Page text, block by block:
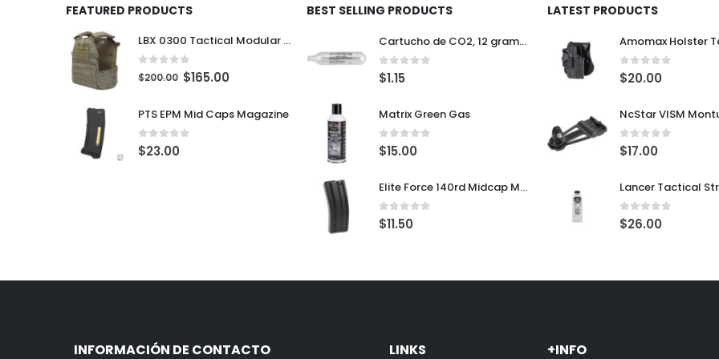
FEATURED PRODUCTS
LBX 0300 Tactical Modular Plate Carrier
0 out of 5
$200.00 $165.00
PTS EPM Mid Caps Magazine
0out of 5
$23.00
BEST SELLING PRODUCTS
Cartucho de CO2, 12 gramos
0out of 5
$1.15
Matrix Green Gas
0out of 5
$15.00
Elite Force 140rd Midcap Magazine para M4/M16 AEG Rifles
0out of 5
$11.50
LATEST PRODUCTS
0out of 5
$20.00
0out of 5
$17.00
0out of 5
$26.00
INFORMACIÓN DE CONTACTO LINKS +INFO